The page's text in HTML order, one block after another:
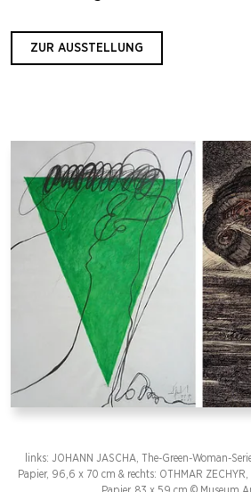
ZUR AUSSTELLUNG
links: JOHANN JASCHA, The-Green-Woman-
Papier, 96,6 x 70 cm & rechts: OTHMAR